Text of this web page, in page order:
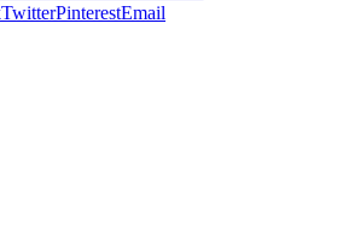
TwitterPinterestEmail